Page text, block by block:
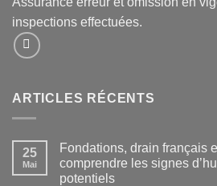
inspections effectuées.
ARTICLES RÉCENTS
25
Mai
Fondations, drain français
comprendre les signes
potentiels